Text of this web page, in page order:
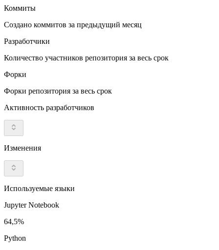
Коммиты
Создано коммитов за предыдущий месяц
Разработчики
Количество участников репозитория за весь срок
Форки
Форки репозитория за весь срок
Активность разработчиков
Изменения
Используемые языки
Jupyter Notebook
64,5%
Python